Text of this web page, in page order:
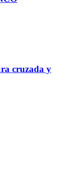
cruzada y